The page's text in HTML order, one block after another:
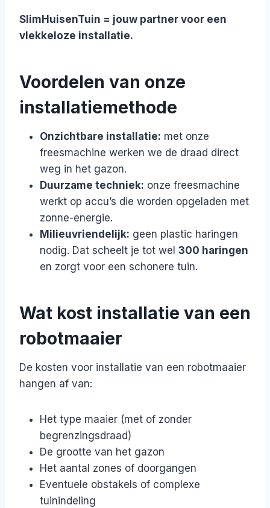
SlimHuisenTuin = jouw partner voor een
vlekkeloze installatie.
Voordelen van onze
installatiemethode
Onzichtbare installatie: met onze
freesmachine werken we de draad direct
weg in het gazon.
Duurzame techniek: onze freesmachine
werkt op accu’s die worden opgeladen met
zonne-energie.
Milieuvriendelijk: geen plastic haringen
nodig. Dat scheelt je tot wel 300 haringen
en zorgt voor een schonere tuin.
Wat kost installatie van een
robotmaaier
De kosten voor installatie van een robotmaaier
hangen af van:
Het type maaier (met of zonder
begrenzingsdraad)
De grootte van het gazon
Het aantal zones of doorgangen
Eventuele obstakels of complexe
tuinindeling